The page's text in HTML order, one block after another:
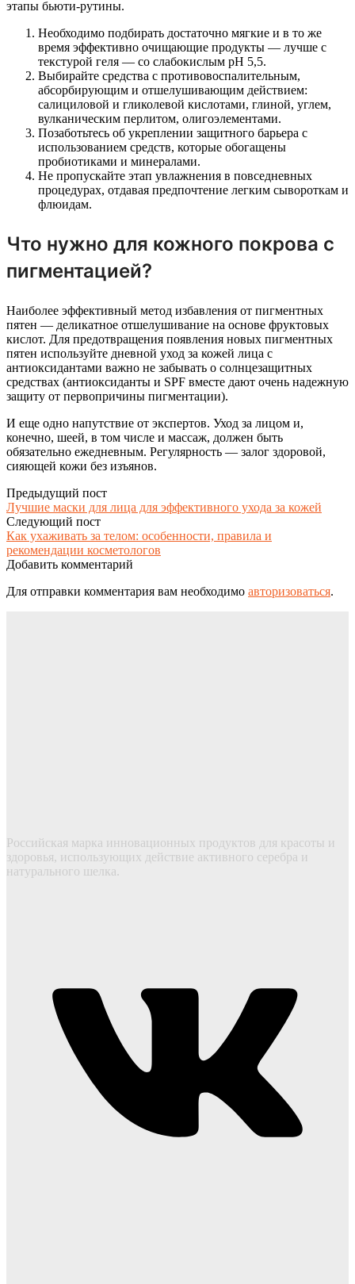
этапы бьюти-рутины.
Необходимо подбирать достаточно мягкие и в то же
время эффективно очищающие продукты — лучше с
текстурой геля — со слабокислым pH 5,5.
Выбирайте средства с противовоспалительным,
абсорбирующим и отшелушивающим действием:
салициловой и гликолевой кислотами, глиной, углем,
вулканическим перлитом, олигоэлементами.
Позаботьтесь об укреплении защитного барьера с
использованием средств, которые обогащены
пробиотиками и минералами.
Не пропускайте этап увлажнения в повседневных
процедурах, отдавая предпочтение легким сывороткам и
флюидам.
Что нужно для кожного покрова с
пигментацией?
Наиболее эффективный метод избавления от пигментных
пятен — деликатное отшелушивание на основе фруктовых
кислот. Для предотвращения появления новых пигментных
пятен используйте дневной уход за кожей лица с
антиоксидантами важно не забывать о солнцезащитных
средствах (антиоксиданты и SPF вместе дают очень надежную
защиту от первопричины пигментации).
И еще одно напутствие от экспертов. Уход за лицом и,
конечно, шеей, в том числе и массаж, должен быть
обязательно ежедневным. Регулярность — залог здоровой,
сияющей кожи без изъянов.
Предыдущий пост
Лучшие маски для лица для эффективного ухода за кожей
Следующий пост
Как ухаживать за телом: особенности, правила и
рекомендации косметологов
Добавить комментарий
Для отправки комментария вам необходимо авторизоваться.
Российская марка инновационных продуктов для красоты и
здоровья, использующих действие активного серебра и
натурального шелка.